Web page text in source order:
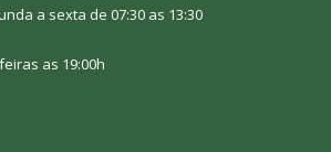
a sexta de 07:30 as 13:30
as 19:00h